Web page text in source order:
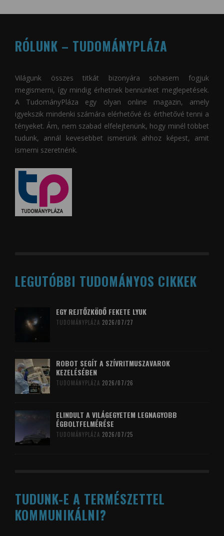
RÓLUNK – TUDOMÁNYPLÁZA
Világunk összes titkát bizonyára sohasem fogjuk
megismerni, így mindig érhetnek bennünket meglepetések.
A TudományPláza egy olyan online magazin, amely
igyekszik mindenki számára elérhetővé és érthetővé tenni a
tényeket. Ám, nem szabad elfelejtenünk, hogy minél többet
tudunk, annál kevesebbet ismerünk ahhoz képest, amit
ismerni szeretnénk.
LEGUTÓBBI TUDOMÁNYOS CIKKEK
EGY REJTŐZKÖDŐ FEKETE LYUK
TUDOMÁNYPLÁZA 2026/07/27
ROBOT SEGÍT A SZÍVRITMUSZAVAROK
KEZELÉSÉBEN
TUDOMÁNYPLÁZA 2026/07/26
ELINDULT A VILÁGEGYETEM LEGNAGYOBB
ÉGBOLTFELMÉRÉSE
TUDOMÁNYPLÁZA 2026/07/25
TUDUNK-E A TERMÉSZETTEL
KOMMUNIKÁLNI?